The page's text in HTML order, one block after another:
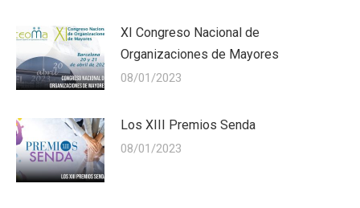
XI Congreso Nacional de
Organizaciones de Mayores
08/01/2023
Los XIII Premios Senda
08/01/2023